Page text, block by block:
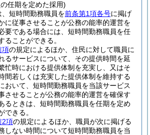
任期を定めた採用)
短時間勤務職員を前条第1項各号に掲げ
に従事させることが公務の能率的運営を
要である場合には、短時間勤務職員を任
ることができる。
項の規定によるほか、住民に対して職員に
るサービスについて、その提供時間を延
忙時における提供体制を充実し、又はそ
間若しくは充実した提供体制を維持する
おいて、短時間勤務職員を当該サービス
させることが公務の能率的運営を確保す
るときは、短時間勤務職員を任期を定め
できる。
2項の規定によるほか、職員が次に掲げる
しない時間について短時間勤務職員を当